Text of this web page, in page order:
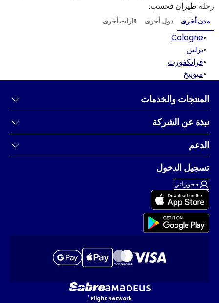
رحلة طيران فحسب.
مدن أخرى دول أخرى قارات أخرى
•
Cologne
•برلين
•فرانكفورت
•ميونيخ
المنتجات والخدمات
نبذة عن الشركة
الدعم
تسجيل الدخول
حجوزاتي
Flight Network
/